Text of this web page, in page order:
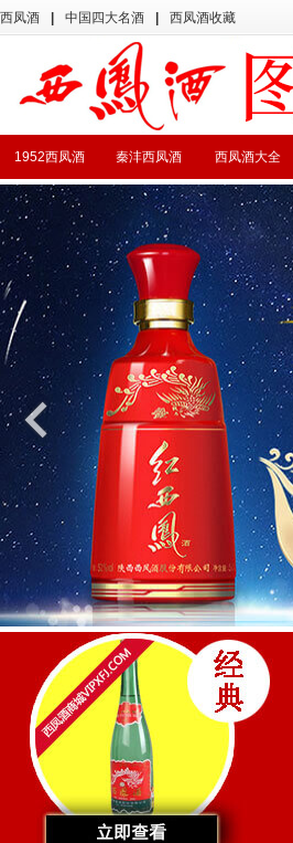
西凤酒 中国四大名酒 西凤酒收藏
西凤酒大全
秦沣西凤酒
1952西凤酒